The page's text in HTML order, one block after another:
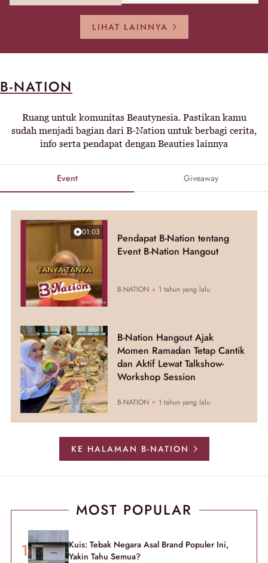
LIHAT LAINNYA
B-NATION
Ruang untuk komunitas Beautynesia. Pastikan kamu
sudah menjadi bagian dari B-Nation untuk berbagi cerita,
info serta pendapat dengan Beauties lainnya
Event Giveaway
01:03
Pendapat B-Nation tentang
Event B-Nation Hangout
B-NATION 1 tahun yang lalu
B-Nation Hangout Ajak
Momen Ramadan Tetap Cantik
dan Aktif Lewat Talkshow-
Workshop Session
B-NATION 1 tahun yang lalu
KE HALAMAN B-NATION
MOST POPULAR
Kuis: Tebak Negara Asal Brand Populer Ini,
Yakin Tahu Semua?